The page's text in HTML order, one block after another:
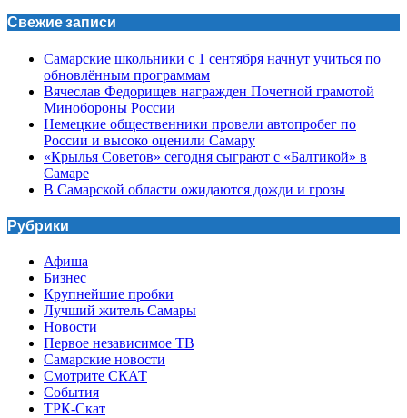
Свежие записи
Самарские школьники с 1 сентября начнут учиться по
обновлённым программам
Вячеслав Федорищев награжден Почетной грамотой
Минобороны России
Немецкие общественники провели автопробег по
России и высоко оценили Самару
«Крылья Советов» сегодня сыграют с «Балтикой» в
Самаре
В Самарской области ожидаются дожди и грозы
Рубрики
Афиша
Бизнес
Крупнейшие пробки
Лучший житель Самары
Новости
Первое независимое ТВ
Самарские новости
Смотрите СКАТ
События
ТРК-Скат